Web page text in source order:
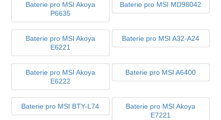
Baterie pro MSI Akoya
P6635
Baterie pro MSI MD98042
Baterie pro MSI Akoya
E6221
Baterie pro MSI A32-A24
Baterie pro MSI Akoya
E6222
Baterie pro MSI A6400
Baterie pro MSI BTY-L74
Baterie pro MSI Akoya
E7221